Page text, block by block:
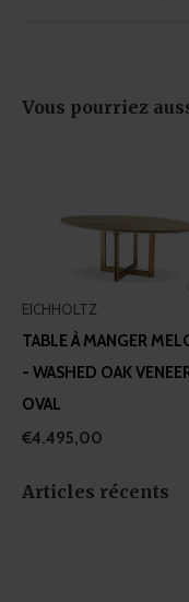
Vous pourriez
EICHHOLTZ
TABLE À MANGER
- WASHED OAK
OVAL
€4.495,00
Articles récents